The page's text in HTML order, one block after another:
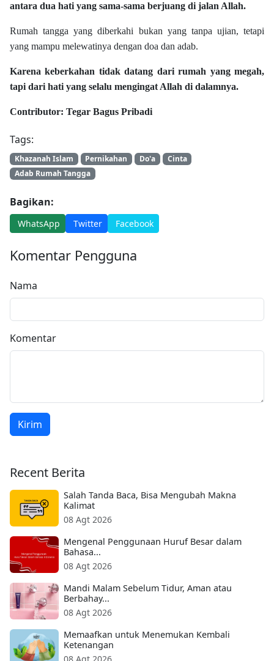
antara dua hati yang sama-sama berjuang di jalan Allah.
Rumah tangga yang diberkahi bukan yang tanpa ujian, tetapi
yang mampu melewatinya dengan doa dan adab.
Karena keberkahan tidak datang dari rumah yang megah,
tapi dari hati yang selalu mengingat Allah di dalamnya.
Contributor: Tegar Bagus Pribadi
Tags:
Khazanah Islam Pernikahan Do'a
Cinta
Adab Rumah Tangga
Bagikan:
WhatsApp Twitter Facebook
Komentar Pengguna
Nama
Komentar
Kirim
Recent Berita
Salah Tanda Baca, Bisa Mengubah Makna
Kalimat
08 Agt 2026
Mengenal Penggunaan Huruf Besar dalam
Bahasa...
08 Agt 2026
Mandi Malam Sebelum Tidur, Aman atau
Berbahay...
08 Agt 2026
Memaafkan untuk Menemukan Kembali
Ketenangan